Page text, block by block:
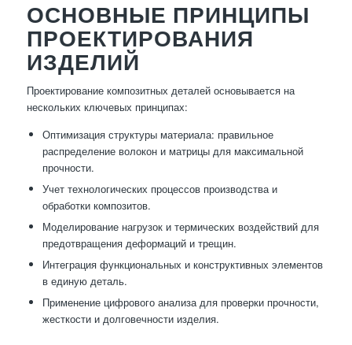
ОСНОВНЫЕ ПРИНЦИПЫ
ПРОЕКТИРОВАНИЯ
ИЗДЕЛИЙ
Проектирование композитных деталей основывается на
нескольких ключевых принципах:
Оптимизация структуры материала: правильное
распределение волокон и матрицы для максимальной
прочности.
Учет технологических процессов производства и
обработки композитов.
Моделирование нагрузок и термических воздействий для
предотвращения деформаций и трещин.
Интеграция функциональных и конструктивных элементов
в единую деталь.
Применение цифрового анализа для проверки прочности,
жесткости и долговечности изделия.